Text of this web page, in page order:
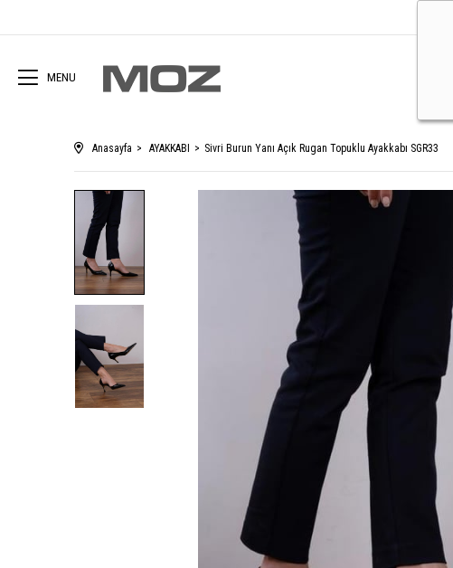
MENU
Anasayfa AYAKKABI Sivri Burun Yanı Açık Rugan Topuklu Ayakkabı SGR33